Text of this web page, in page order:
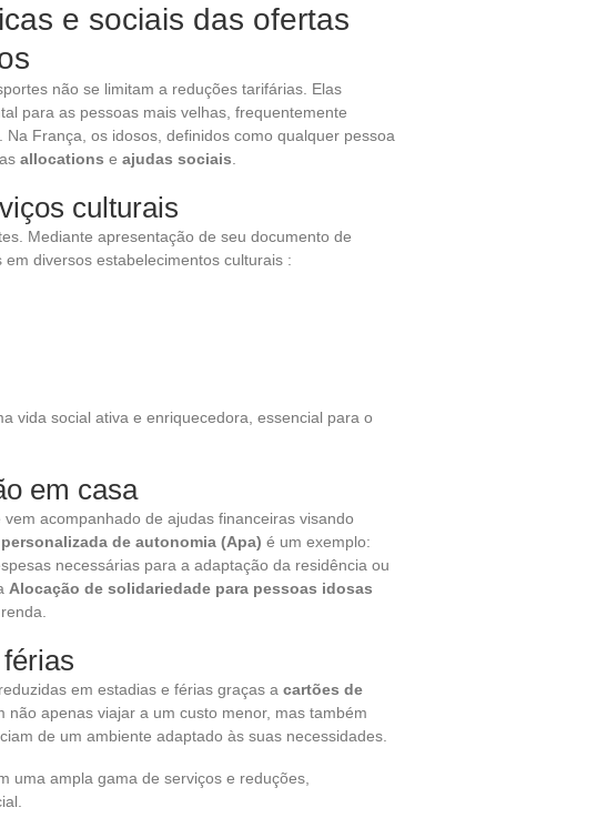
e sociais das ofertas
não se limitam a reduções tarifárias. Elas
para as pessoas mais velhas, frequentemente
França, os idosos, definidos como qualquer pessoa
allocations e ajudas sociais
culturais
Mediante apresentação de seu documento de
diversos estabelecimentos culturais :
vida social ativa e enriquecedora, essencial para o
em casa
acompanhado de ajudas financeiras visando
de autonomia (Apa) é um exemplo:
necessárias para a adaptação da residência ou
Alocação de solidariedade para pessoas idosas
em estadias e férias graças a cartões de
não apenas viajar a um custo menor, mas também
de um ambiente adaptado às suas necessidades.
uma ampla gama de serviços e reduções,